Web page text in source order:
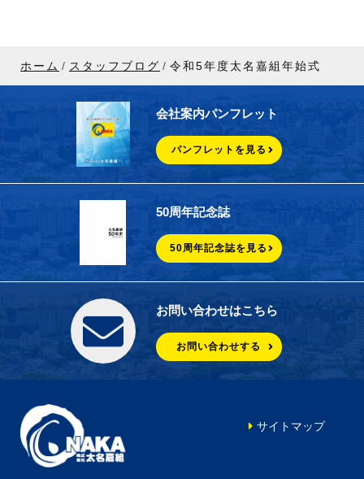
ホーム スタッフブログ 令和5年度太名嘉組年始式
会社案内パンフレット
パンフレットを見る
50周年記念誌
50周年記念誌を見る
お問い合わせはこちら
お問い合わせする
サイトマップ